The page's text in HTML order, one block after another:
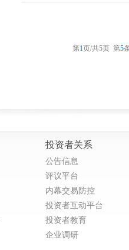
第1页/共5页 第5
投资者关系
公告信息
评议平台
内幕交易防控
投资者互动平台
投资者教育
企业调研